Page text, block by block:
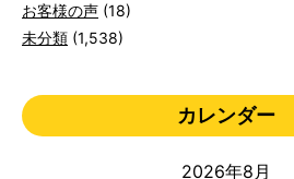
お客様の声 (18)
未分類 (1,538)
カレンダー
2026年8月